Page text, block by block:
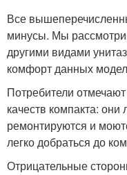
Все
минусы. Мы
другими видами
комфорт данных
Потребители
качеств компакта: они
ремонтируются и
легко добраться до
Отрицательные